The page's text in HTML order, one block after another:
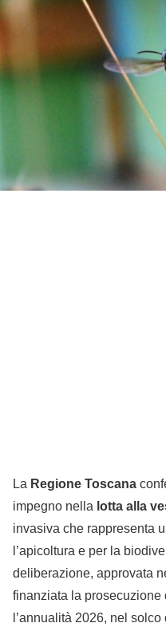
La Regione Toscana
impegno nella lotta alla
invasiva che rappresenta
l’apicoltura e per la
deliberazione, approvata
finanziata la
l’annualità 2026, nel